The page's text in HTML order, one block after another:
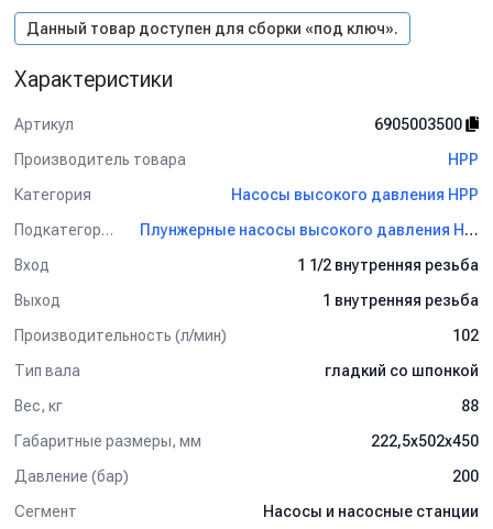
Данный товар доступен для сборки «под ключ».
Характеристики
Артикул
6905003500
Производитель товара
HPP
Категория
Насосы высокого давления HPP
Подкатегория
Плунжерные насосы высокого давления HPP
Вход
1 1/2 внутренняя резьба
Выход
1 внутренняя резьба
Производительность (л/мин)
102
Тип вала
гладкий со шпонкой
Вес, кг
88
Габаритные размеры, мм
222,5x502x450
Давление (бар)
200
Сегмент
Насосы и насосные станции